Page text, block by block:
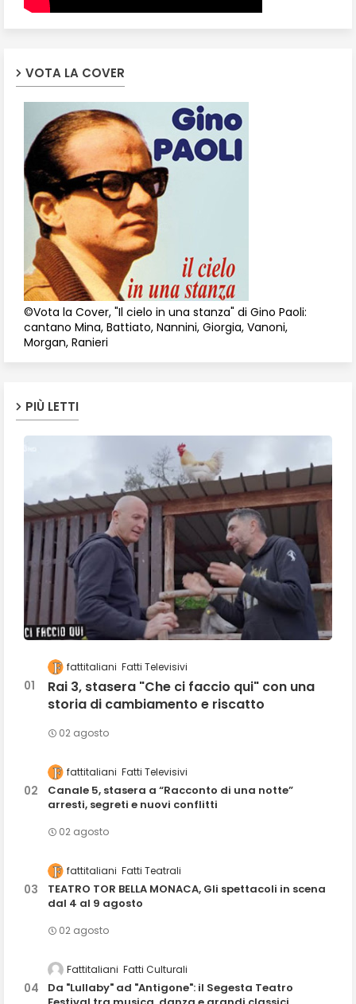
VOTA LA COVER
©Vota la Cover, "Il cielo in una stanza" di Gino Paoli:
cantano Mina, Battiato, Nannini, Giorgia, Vanoni,
Morgan, Ranieri
PIÙ LETTI
fattitaliani Fatti Televisivi
Rai 3, stasera "Che ci faccio qui" con una
storia di cambiamento e riscatto
02 agosto
fattitaliani Fatti Televisivi
Canale 5, stasera a “Racconto di una notte”
arresti, segreti e nuovi conflitti
02 agosto
fattitaliani Fatti Teatrali
TEATRO TOR BELLA MONACA, Gli spettacoli in scena
dal 4 al 9 agosto
02 agosto
Fattitaliani Fatti Culturali
Da "Lullaby" ad "Antigone": il Segesta Teatro